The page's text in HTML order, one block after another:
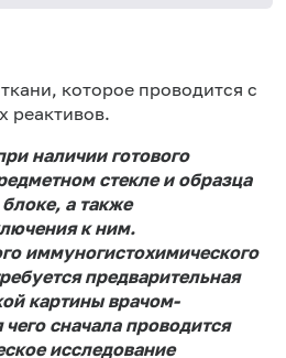
которое проводится с
реактивов.
наличии готового
стекле и образца
а также
к ним.
иммуногистохимического
предварительная
картины врачом-
сначала проводится
исследование